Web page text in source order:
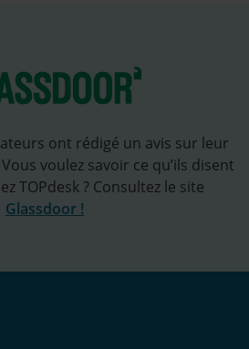
ont rédigé un avis sur leur
voulez savoir ce qu’ils disent
TOPdesk ? Consultez le site
Glassdoor !